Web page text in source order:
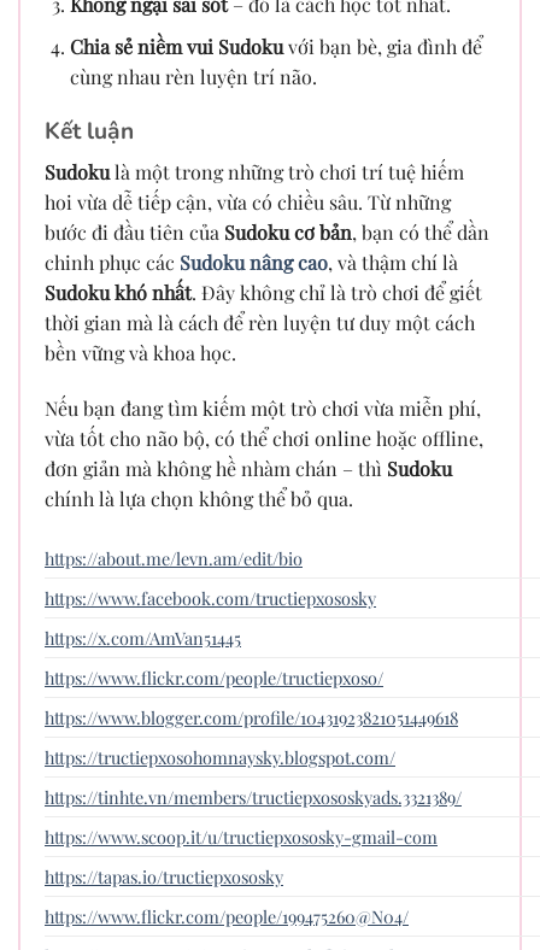
Chia sẻ niềm vui Sudokuvới bạn bè, gia đình để
cùng nhau rèn luyện trí não.
Kết luận
Sudokulà một trong những trò chơi trí tuệ hiếm
hoi vừa dễ tiếp cận, vừa có chiều sâu. Từ những
bước đi đầu tiên của Sudoku cơ bản, bạn có thể dần
chinh phục các Sudoku nâng cao, và thậm chí là
Sudoku khó nhất. Đây không chỉ là trò chơi để giết
thời gian mà là cách để rèn luyện tư duy một cách
bền vững và khoa học.
Nếu bạn đang tìm kiếm một trò chơi vừa miễn phí,
vừa tốt cho não bộ, có thể chơi online hoặc offline,
đơn giản mà không hề nhàm chán – thì Sudoku
chính là lựa chọn không thể bỏ qua.
https://about.me/levn.am/edit/bio
https://www.facebook.com/tructiepxososky
https://x.com/AmVan51445
https://www.flickr.com/people/tructiepxoso/
https://www.blogger.com/profile/10431923821051449618
https://tructiepxosohomnaysky.blogspot.com/
https://tinhte.vn/members/tructiepxososkyads.3321389/
https://www.scoop.it/u/tructiepxososky-gmail-com
https://tapas.io/tructiepxososky
https://www.flickr.com/people/199475260@N04/